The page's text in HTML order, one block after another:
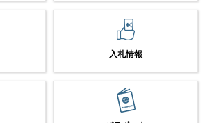
入札情報